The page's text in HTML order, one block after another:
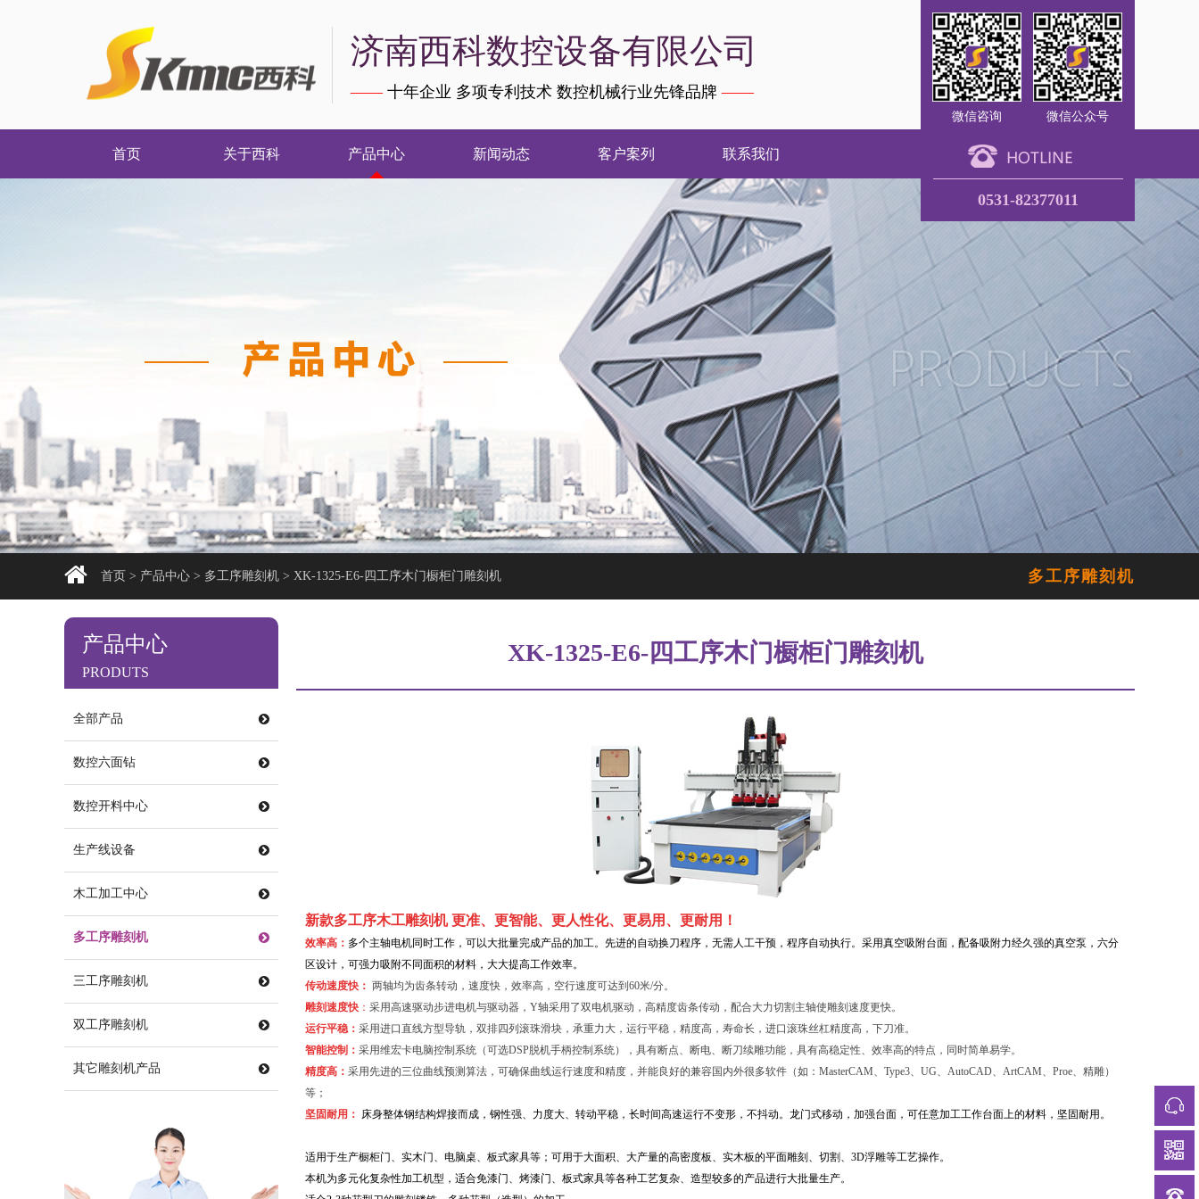
微信咨询 微信公众号
0531-82377011
济南西科数控设备有限公司
——十年企业 多项专利技术 数控机械行业先锋品牌——
首页 关于西科 产品中心 新闻动态 客户案列 联系我们
首页 > 产品中心 > 多工序雕刻机 > XK-1325-E6-四工序木门橱柜门雕刻机 多工序雕刻机
产品中心
PRODUTS
全部产品
数控六面钻
数控开料中心
生产线设备
木工加工中心
多工序雕刻机
三工序雕刻机
双工序雕刻机
其它雕刻机产品
XK-1325-E6-四工序木门橱柜门雕刻机
新款多工序木工雕刻机 更准、更智能、更人性化、更易用、更耐用！
效率高 ： 多个主轴电机同时工作，可以大批量完成产品的加工。先进的自动换刀程序，无需人工干预，程序自动执行。 采用真空吸附台面，配备吸附力经久强的真空泵，六分
区设计，可强力吸附不同面积的材料，大大提高工作效率。
传动速度快： 两轴均为齿条转动，速度快，效率高，空行速度可达到60米/分。
雕刻速度快 ： 采用高速驱动步进电机与驱动器，Y轴采用了双电机驱动，高精度齿条传动，配合大力切割主轴使雕刻速度更快。
运行平稳： 采用进口直线方型导轨，双排四列滚珠滑块，承重力大，运行平稳，精度高，寿命长，进口滚珠丝杠精度高，下刀准。
智能控制： 采用维宏卡电脑控制系统（可选DSP脱机手柄控制系统），具有断点、断电、断刀续雕功能，具有高稳定性、效率高的特点，同时简单易学。
精度高： 采用先进的三位曲线预测算法，可确保曲线运行速度和精度，并能良好的兼容国内外很多软件（如：MasterCAM、Type3、UG、AutoCAD、ArtCAM、Proe、精雕）
等；
坚固耐用： 床身整体钢结构焊接而成，钢性强、力度大、转动平稳，长时间高速运行不变形，不抖动。龙门式移动，加强台面，可任意加工工作台面上的材料，坚固耐用。
适用于生产橱柜门、实木门、电脑桌、板式家具等；可用于大面积、大产量的高密度板、实木板的平面雕刻、切割、3D浮雕等工艺操作。
本机为多元化复杂性加工机型，适合免漆门、烤漆门、板式家具等各种工艺复杂、造型较多的产品进行大批量生产。